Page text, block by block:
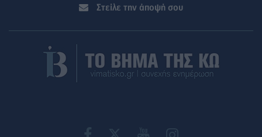
Στείλε την άποψή σου